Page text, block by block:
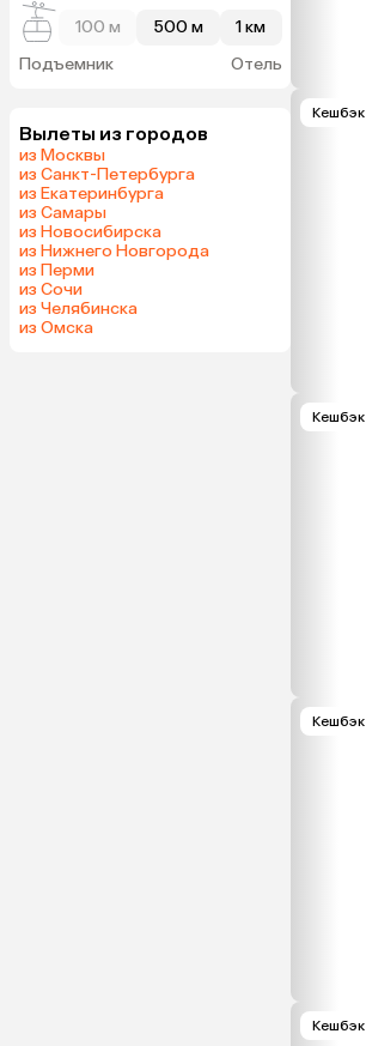
100 м 500 м
1 км
Подъемник
Отель
Вылеты из городов
из Москвы
из Санкт-Петербурга
из Екатеринбурга
из Самары
из Новосибирска
из Нижнего Новгорода
из Перми
из Сочи
из Челябинска
из Омска
Кешбэк
Кешбэк
Кешбэк
Кешбэк